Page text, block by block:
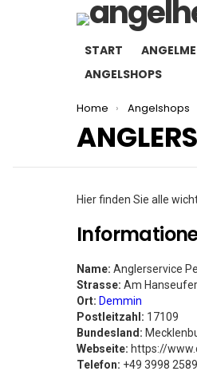
START
ANGELSHOPS
You are here:
Home Angelshops
Hier finden Sie alle
Name: Anglerservice
Strasse: Am
Ort: Demmin
Postleitzahl: 17109
Bundesland:
Webseite: https://
Telefon: +49 3998